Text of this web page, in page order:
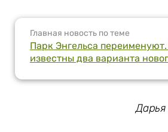
Главная новость по теме
Парк Энгельса
известны два варианта